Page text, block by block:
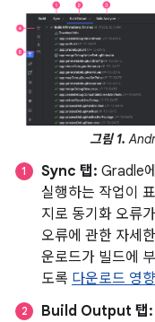
그림 1.
Sync 탭: Gradle
실행하는 작업이
지로 동기화 오류
오류에 관한 자세
운로드가 빌드에
도록 다운로드 영향
Build Output 탭: